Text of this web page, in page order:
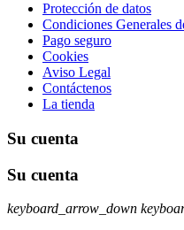
Protección de datos
Condiciones Generales
Pago seguro
Cookies
Aviso Legal
Contáctenos
La tienda
Su cuenta
Su cuenta
keyboard_arrow_down